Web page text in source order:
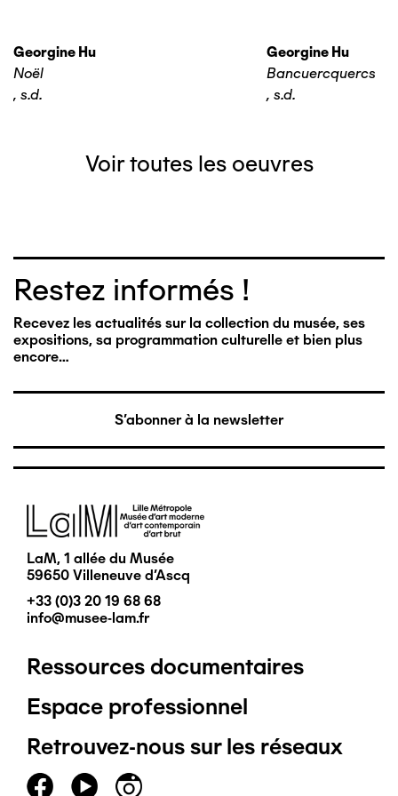
Georgine Hu
Noël
, s.d.
Georgine Hu
Bancuercquercs
, s.d.
Voir toutes les oeuvres
Restez informés !
Recevez les actualités sur la collection du musée, ses
expositions, sa programmation culturelle et bien plus
encore…
S'abonner à la newsletter
Image
LaM, 1 allée du Musée
59650 Villeneuve d'Ascq
+33 (0)3 20 19 68 68
info@musee-lam.fr
Pied
de
page
Ressources documentaires
Espace professionnel
Retrouvez-nous sur les réseaux